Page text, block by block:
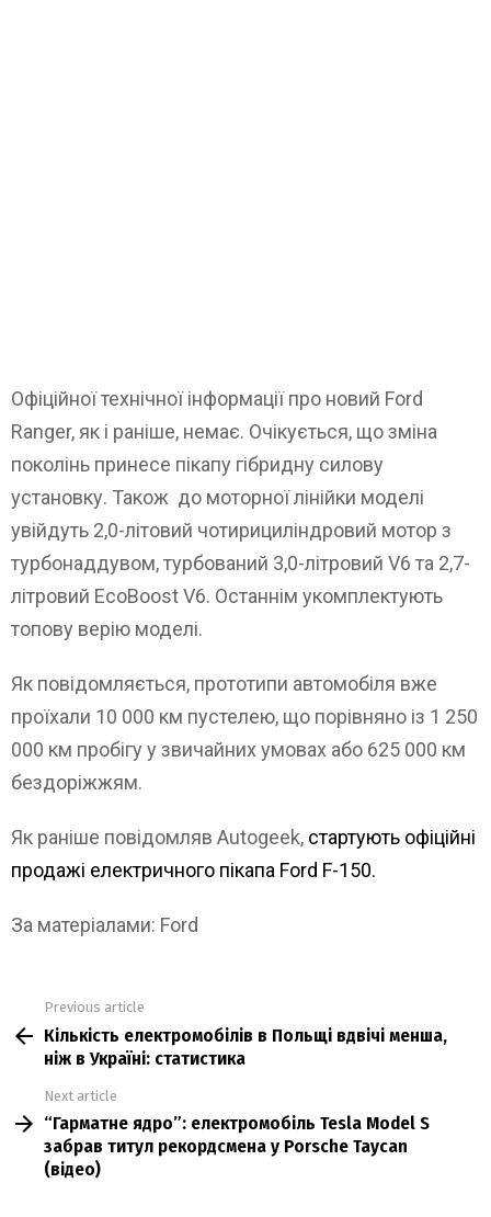
Офіційної технічної інформації про новий Ford
Ranger, як і раніше, немає. Очікується, що зміна
поколінь принесе пікапу гібридну силову
установку. Також до моторної лінійки моделі
увійдуть 2,0-літовий чотирициліндровий мотор з
турбонаддувом, турбований 3,0-літровий V6 та 2,7-
літровий EcoBoost V6. Останнім укомплектують
топову верію моделі.
Як повідомляється, прототипи автомобіля вже
проїхали 10 000 км пустелею, що порівняно із 1 250
000 км пробігу у звичайних умовах або 625 000 км
бездоріжжям.
Як раніше повідомляв Autogeek, cтартують офіційні
продажі електричного пікапа Ford F-150.
За матеріалами: Ford
more
Previous article
Кількість електромобілів в Польщі вдвічі менша,
ніж в Україні: статистика
Next article
“Гарматне ядро”: електромобіль Tesla Model S
забрав титул рекордсмена у Porsche Taycan
(відео)